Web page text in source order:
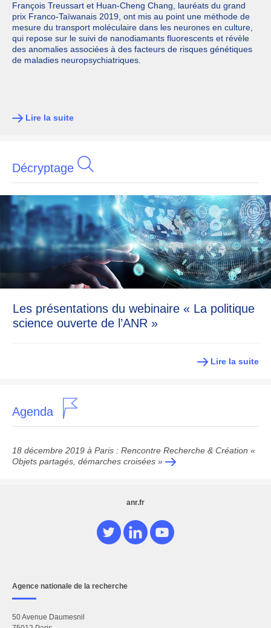
François Treussart et Huan-Cheng Chang, lauréats du grand
prix Franco-Taïwanais 2019, ont mis au point une méthode de
mesure du transport moléculaire dans les neurones en culture,
qui repose sur le suivi de nanodiamants fluorescents et révèle
des anomalies associées à des facteurs de risques génétiques
de maladies neuropsychiatriques.
Lire la suite
Décryptage
Les présentations du webinaire « La politique
science ouverte de l’ANR »
Lire la suite
Agenda
18 décembre 2019 à Paris : Rencontre Recherche & Création «
Objets partagés, démarches croisées »
anr.fr
Agence nationale de la recherche
50 Avenue Daumesnil